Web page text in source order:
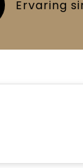
Ervaring